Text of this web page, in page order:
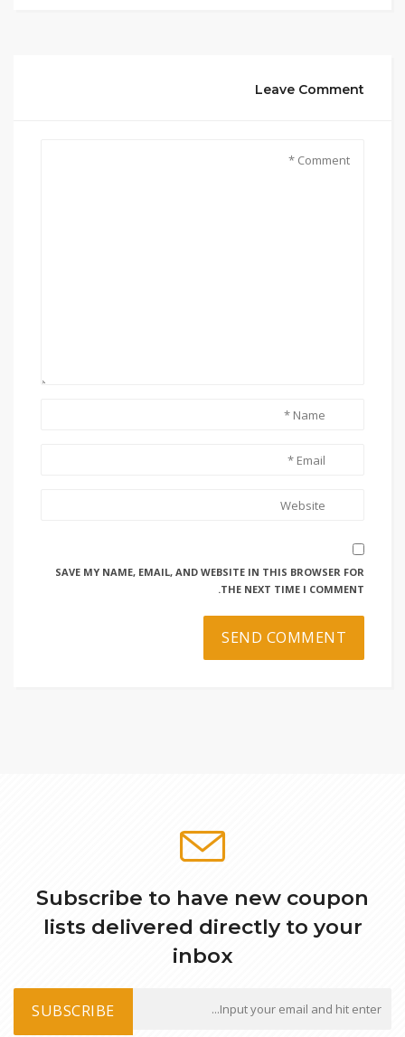
Leave Comment
SAVE MY NAME, EMAIL, AND WEBSITE IN THIS BROWSER FOR
THE NEXT TIME I COMMENT.
Subscribe to have new coupon
lists delivered directly to your
inbox
SUBSCRIBE